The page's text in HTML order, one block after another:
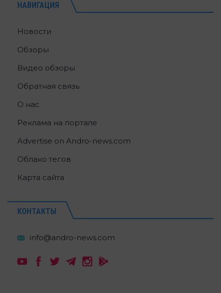
НАВИГАЦИЯ
Новости
Обзоры
Видео обзоры
Обратная связь
О нас
Реклама на портале
Advertise on Andro-news.com
Облако тегов
Карта сайта
КОНТАКТЫ